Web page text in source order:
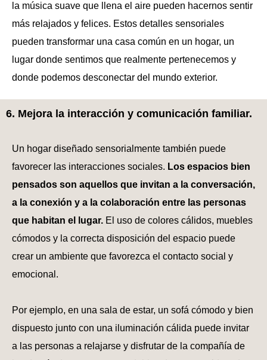
la música suave que llena el aire pueden hacernos sentir
más relajados y felices. Estos detalles sensoriales
pueden transformar una casa común en un hogar, un
lugar donde sentimos que realmente pertenecemos y
donde podemos desconectar del mundo exterior.
6. Mejora la interacción y comunicación familiar.
Un hogar diseñado sensorialmente también puede
favorecer las interacciones sociales. Los espacios bien
pensados son aquellos que invitan a la conversación,
a la conexión y a la colaboración entre las personas
que habitan el lugar. El uso de colores cálidos, muebles
cómodos y la correcta disposición del espacio puede
crear un ambiente que favorezca el contacto social y
emocional.
Por ejemplo, en una sala de estar, un sofá cómodo y bien
dispuesto junto con una iluminación cálida puede invitar
a las personas a relajarse y disfrutar de la compañía de